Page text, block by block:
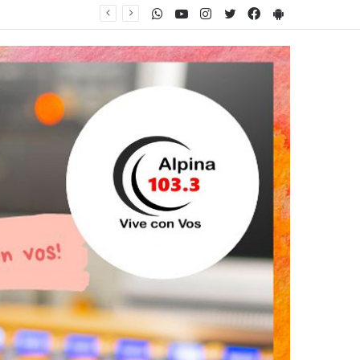
PlayStore
Facebook
Twitter
Instagram
Youtube
WhatsApp